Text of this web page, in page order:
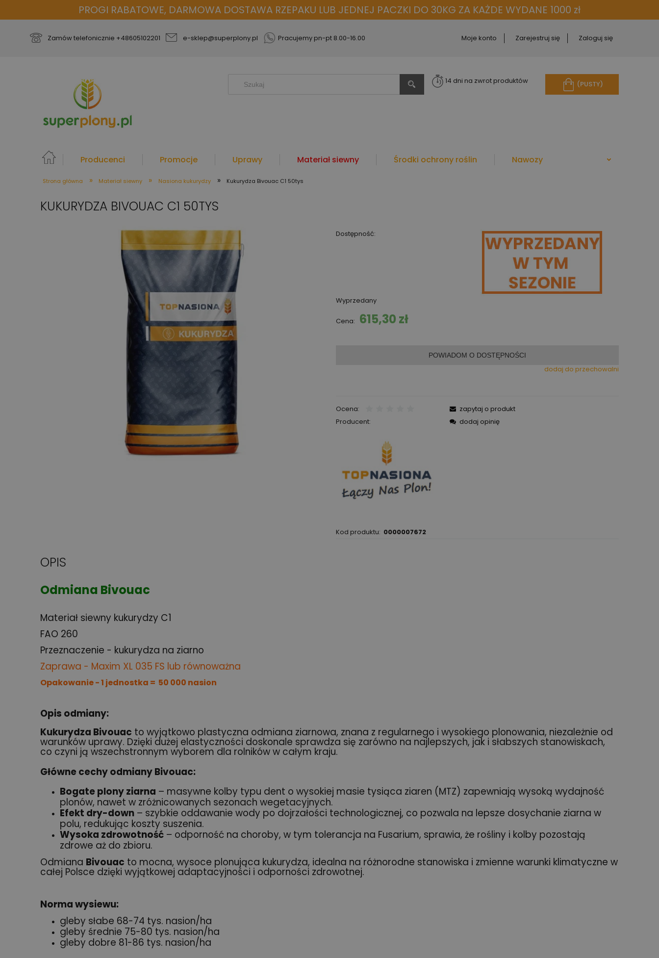
PROGI RABATOWE, DARMOWA DOSTAWA RZEPAKU LUB JEDNEJ PACZKI DO 30KG ZA KAŻDE WYDANE 1000 zł
Zamów telefonicznie +48605102201 e-sklep@superplony.pl Pracujemy pn-pt 8.00-16.00 Moje konto Zarejestruj się Zaloguj się
(PUSTY)
14 dni na zwrot produktów
Producenci Promocje Uprawy Materiał siewny Środki ochrony roślin Nawozy
więcej
Strona główna » Materiał siewny » Nasiona kukurydzy » Kukurydza Bivouac C1 50tys
KUKURYDZA BIVOUAC C1 50TYS
Dostępność:
Wyprzedany
Cena: 615,30 zł
POWIADOM O DOSTĘPNOŚCI
dodaj do przechowalni
Ocena:
Producent:
Kod produktu: 0000007672
zapytaj o produkt
dodaj opinię
OPIS
Odmiana Bivouac
Materiał siewny kukurydzy C1
FAO 260
Przeznaczenie - kukurydza na ziarno
Zaprawa - Maxim XL 035 FS lub równoważna
Opakowanie - 1 jednostka = 50 000 nasion
Opis odmiany:
Kukurydza Bivouac to wyjątkowo plastyczna odmiana ziarnowa, znana z regularnego i wysokiego plonowania, niezależnie od
warunków uprawy. Dzięki dużej elastyczności doskonale sprawdza się zarówno na najlepszych, jak i słabszych stanowiskach,
co czyni ją wszechstronnym wyborem dla rolników w całym kraju.
Główne cechy odmiany Bivouac:
Bogate plony ziarna – masywne kolby typu dent o wysokiej masie tysiąca ziaren (MTZ) zapewniają wysoką wydajność
plonów, nawet w zróżnicowanych sezonach wegetacyjnych.
Efekt dry-down – szybkie oddawanie wody po dojrzałości technologicznej, co pozwala na lepsze dosychanie ziarna w
polu, redukując koszty suszenia.
Wysoka zdrowotność – odporność na choroby, w tym tolerancja na Fusarium, sprawia, że rośliny i kolby pozostają
zdrowe aż do zbioru.
Odmiana Bivouac to mocna, wysoce plonująca kukurydza, idealna na różnorodne stanowiska i zmienne warunki klimatyczne w
całej Polsce dzięki wyjątkowej adaptacyjności i odporności zdrowotnej.
Norma wysiewu:
gleby słabe 68-74 tys. nasion/ha
gleby średnie 75-80 tys. nasion/ha
gleby dobre 81-86 tys. nasion/ha